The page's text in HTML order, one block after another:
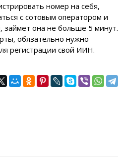
номер на себя,
с сотовым оператором и
займет она не больше 5 минут.
обязательно нужно
регистрации свой ИИН.